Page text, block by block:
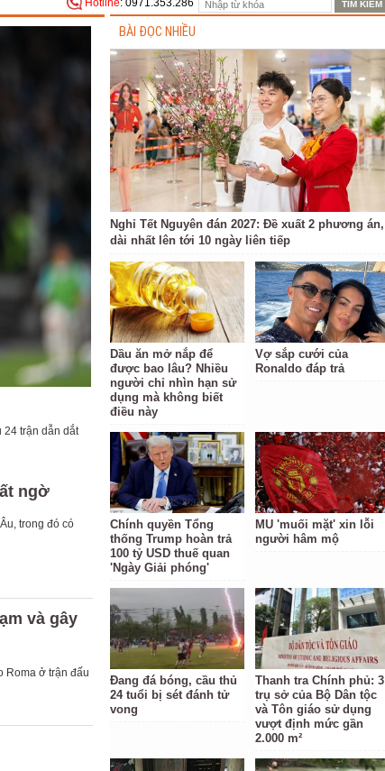
Hotline: 0971.353.286
24 trận dẫn dắt
ngờ
trong đó có
và gây
Roma ở trận đấu
BÀI ĐỌC NHIỀU
Nghỉ Tết Nguyên đán 2027: Đề xuất 2 phương án,
dài nhất lên tới 10 ngày liên tiếp
Dầu ăn mở nắp để
được bao lâu? Nhiều
người chỉ nhìn hạn sử
dụng mà không biết
điều này
Vợ sắp cưới của
Ronaldo đáp trả
Chính quyền Tổng
thống Trump hoàn trả
100 tỷ USD thuế quan
'Ngày Giải phóng'
MU 'muối mặt' xin lỗi
người hâm mộ
Đang đá bóng, cầu thủ
24 tuổi bị sét đánh tử
vong
Thanh tra Chính phủ: 3
trụ sở của Bộ Dân tộc
và Tôn giáo sử dụng
vượt định mức gần
2.000 m²